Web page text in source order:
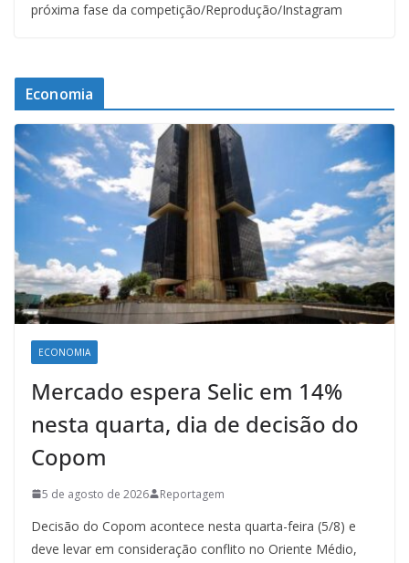
próxima fase da competição/Reprodução/Instagram
Economia
ECONOMIA
Mercado espera Selic em 14%
nesta quarta, dia de decisão do
Copom
5 de agosto de 2026 Reportagem
Decisão do Copom acontece nesta quarta-feira (5/8) e
deve levar em consideração conflito no Oriente Médio,